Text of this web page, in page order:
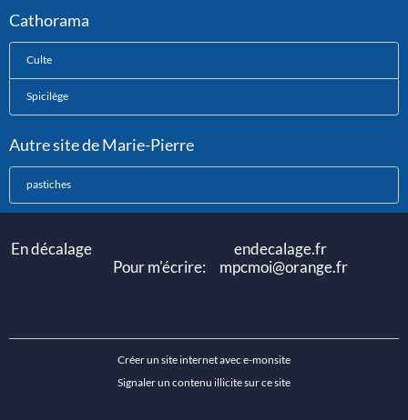
Cathorama
Culte
Spicilège
Autre site de Marie-Pierre
pastiches
En décalage endecalage.fr
Pour m'écrire: mpcmoi@orange.fr
Créer un site internet avec e-monsite
Signaler un contenu illicite sur ce site